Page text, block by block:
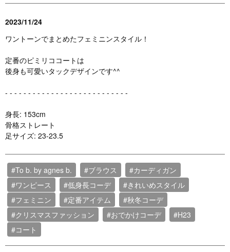
2023/11/24
ワントーンでまとめたフェミニンスタイル！
定番のピミリココートは
後身も可愛いタックデザインです^^
- - - - - - - - - - - - - - - - - - - - - - - - - - -
身長: 153cm
骨格ストレート
足サイズ: 23-23.5
#To b. by agnes b. #ブラウス
#カーディガン
#ワンピース
#低身長コーデ
#きれいめスタイル
#フェミニン
#定番アイテム
#秋冬コーデ
#クリスマスファッション
#おでかけコーデ
#H23
#コート